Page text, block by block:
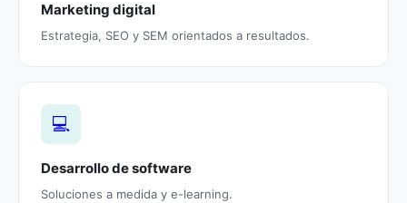
Marketing digital
Estrategia, SEO y SEM orientados a resultados.
💻
Desarrollo de software
Soluciones a medida y e-learning.